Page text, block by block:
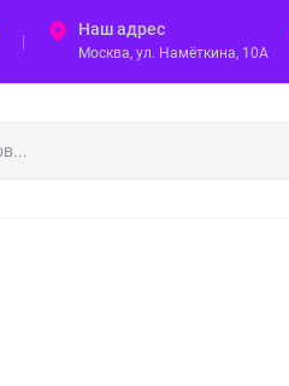
Наш адрес
Москва, ул. Намёткина, 10А